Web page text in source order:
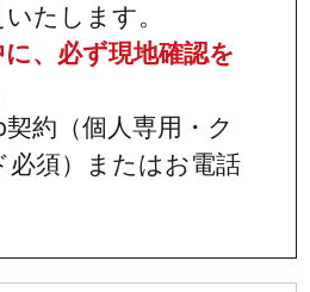
たします。
、必ず現地確認を
約（個人専用・ク
必須）またはお電話